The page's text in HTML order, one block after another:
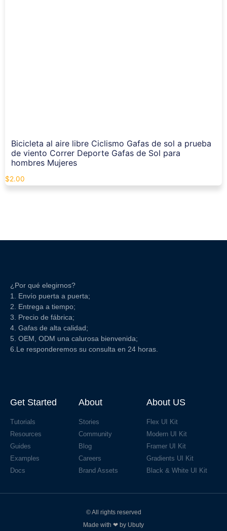
Bicicleta al aire libre Ciclismo Gafas de sol a prueba
de viento Correr Deporte Gafas de Sol para
hombres Mujeres
$2.00
¿Por qué elegirnos?
1. Envío puerta a puerta;
2. Entrega a tiempo;
3. Precio de fábrica;
4. Gafas de alta calidad;
5. OEM, ODM una calurosa bienvenida;
6.Le responderemos su consulta en 24 horas.
Get Started
Tutorials
Resources
Guides
Examples
Docs
About
Stories
Community
Blog
Careers
Brand Assets
About US
Flex UI Kit
Modern UI Kit
Framer UI Kit
Gradients UI Kit
Black & White UI Kit
© All rights reserved
Made with ❤ by Ubuty